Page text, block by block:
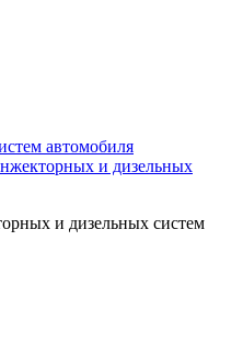
автомобиля
и дизельных
и дизельных систем